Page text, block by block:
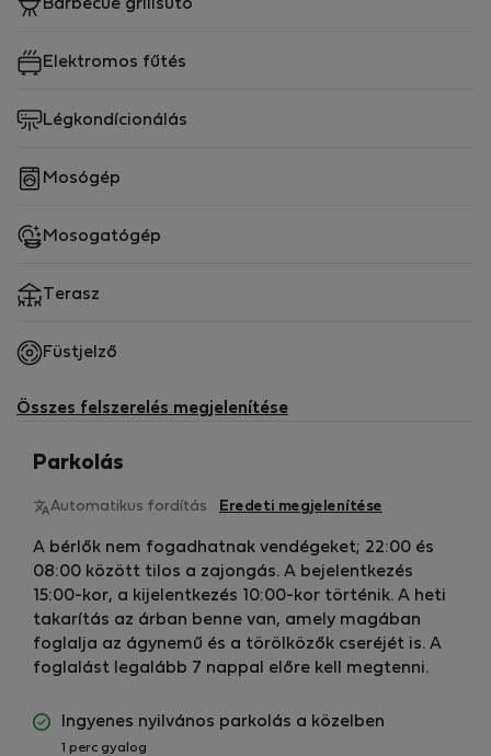
Barbecue grillsütő
Elektromos fűtés
Légkondícionálás
Mosógép
Mosogatógép
Terasz
Füstjelző
Összes felszerelés megjelenítése
Parkolás
Automatikus fordítás Eredeti megjelenítése
A bérlők nem fogadhatnak vendégeket; 22:00 és
08:00 között tilos a zajongás. A bejelentkezés
15:00-kor, a kijelentkezés 10:00-kor történik. A heti
takarítás az árban benne van, amely magában
foglalja az ágynemű és a törölközők cseréjét is. A
foglalást legalább 7 nappal előre kell megtenni.
Ingyenes nyilvános parkolás a közelben
1 perc gyalog